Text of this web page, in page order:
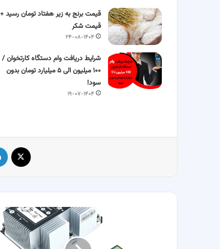
قیمت برنج به زیر هفتاد تومان رسید +
قیمت شکر
۲۴-۰۸-۱۴۰۴
شرایط دریافت وام دستگاه کارتخوان /
۱۰۰ میلیون الی ۵ میلیارد تومان بدون
سود!
۱۹-۰۷-۱۴۰۴